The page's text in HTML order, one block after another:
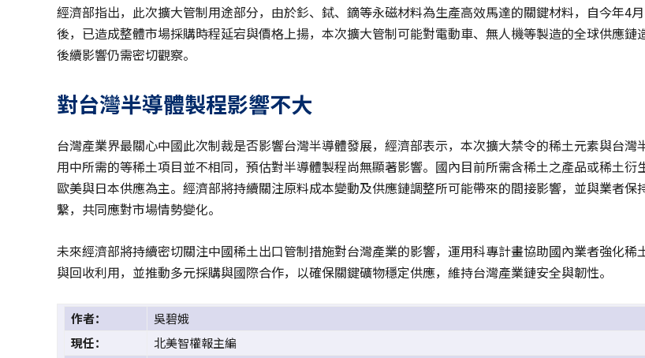
經濟部指出，此次擴大管制用途部分，由於釤、鋱、鏑等永磁材料為生產高效馬達的關鍵材料，自今年4
後，已造成整體市場採購時程延宕與價格上揚，本次擴大管制可能對電動車、無人機等製造的全球供應鏈
後續影響仍需密切觀察。
對台灣半導體製程影響不大
台灣產業界最關心中國此次制裁是否影響台灣半導體發展，經濟部表示，本次擴大禁令的稀土元素與台灣
用中所需的等稀土項目並不相同，預估對半導體製程尚無顯著影響。國內目前所需含稀土之產品或稀土衍
歐美與日本供應為主。經濟部將持續關注原料成本變動及供應鏈調整所可能帶來的間接影響，並與業者保
繫，共同應對市場情勢變化。
未來經濟部將持續密切關注中國稀土出口管制措施對台灣產業的影響，運用科專計畫協助國內業者強化稀
與回收利用，並推動多元採購與國際合作，以確保關鍵礦物穩定供應，維持台灣產業鏈安全與韌性。
作者：
吳碧娥
現任：
北美智權報主編